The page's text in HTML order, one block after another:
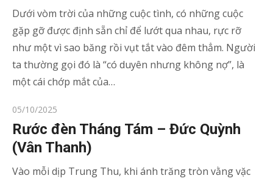
Dưới vòm trời của những cuộc tình, có những cuộc
gặp gỡ được định sẵn chỉ để lướt qua nhau, rực rỡ
như một vì sao băng rồi vụt tắt vào đêm thẳm. Người
ta thường gọi đó là “có duyên nhưng không nợ”, là
một cái chớp mắt của…
Posted
on
05/10/2025
Rước đèn Tháng Tám – Đức Quỳnh
(Vân Thanh)
Vào mỗi dịp Trung Thu, khi ánh trăng tròn vằng vặc